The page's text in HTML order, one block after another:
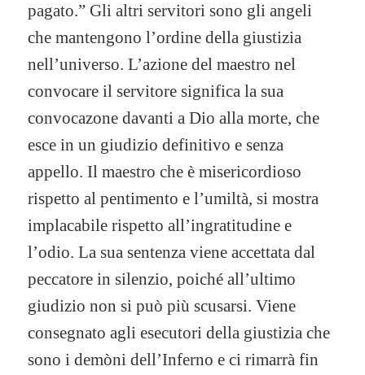
pagato.” Gli altri servitori sono gli angeli
che mantengono l’ordine della giustizia
nell’universo. L’azione del maestro nel
convocare il servitore significa la sua
convocazone davanti a Dio alla morte, che
esce in un giudizio definitivo e senza
appello. Il maestro che è misericordioso
rispetto al pentimento e l’umiltà, si mostra
implacabile rispetto all’ingratitudine e
l’odio. La sua sentenza viene accettata dal
peccatore in silenzio, poiché all’ultimo
giudizio non si può più scusarsi. Viene
consegnato agli esecutori della giustizia che
sono i demòni dell’Inferno e ci rimarrà fin